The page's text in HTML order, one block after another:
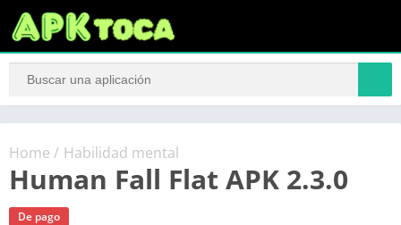
Home / Habilidad mental
Human Fall Flat APK 2.3.0
De pago